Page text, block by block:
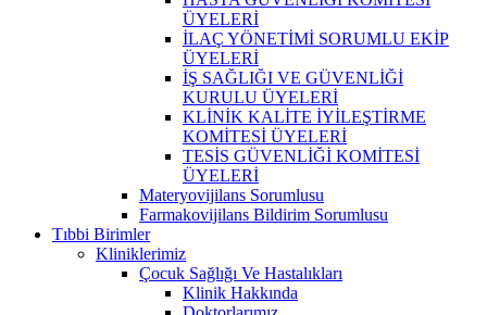
ÜYELERİ
İLAÇ YÖNETİMİ SORUMLU EKİP
ÜYELERİ
İŞ SAĞLIĞI VE GÜVENLİĞİ
KURULU ÜYELERİ
KLİNİK KALİTE İYİLEŞTİRME
KOMİTESİ ÜYELERİ
TESİS GÜVENLİĞİ KOMİTESİ
ÜYELERİ
Materyovijilans Sorumlusu
Farmakovijilans Bildirim Sorumlusu
Tıbbi Birimler
Kliniklerimiz
Çocuk Sağlığı Ve Hastalıkları
Klinik Hakkında